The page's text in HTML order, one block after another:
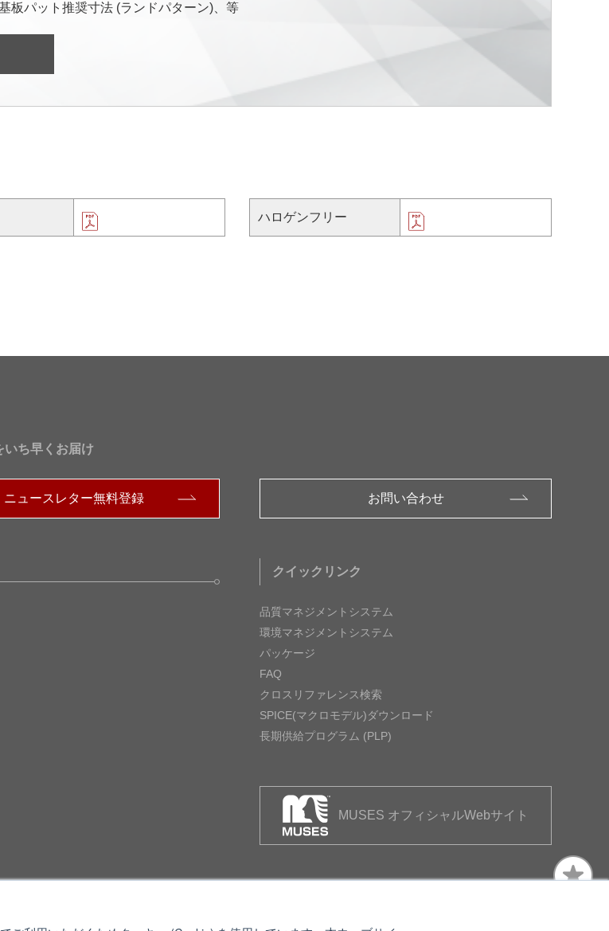
板パット推奨寸法 (ランドパターン)、等
ハロゲンフリー
いち早くお届け
ニュースレター無料登録 お問い合わせ
クイックリンク
品質マネジメントシステム
環境マネジメントシステム
パッケージ
FAQ
クロスリファレンス検索
SPICE(マクロモデル)ダウンロード
長期供給プログラム (PLP)
MUSES オフィシャルWebサイト